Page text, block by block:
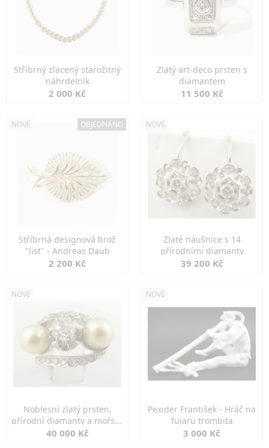
Stříbrný zlacený starožitný
náhrdelník
2 000 Kč
Zlatý art-deco prsten s
diamantem
11 500 Kč
NOVÉ OBJEDNÁNO
Stříbrná designová brož
"list" - Andreas Daub
2 200 Kč
NOVÉ
Zlaté náušnice s 14
přírodními diamanty
39 200 Kč
NOVÉ
Noblesní zlatý prsten,
přírodní diamanty a mořské
perly
40 000 Kč
NOVÉ
Pexider František - Hráč na
fujaru trombita
3 000 Kč